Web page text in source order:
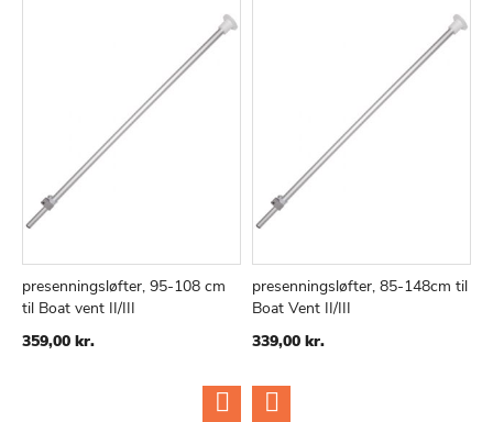
presenningsløfter, 95-108 cm
til Boat vent II/III
359,00 kr.
presenningsløfter, 85-148cm til
Boat Vent II/III
339,00 kr.